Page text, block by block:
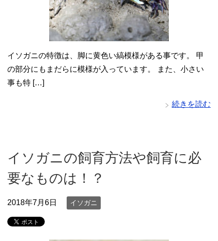
イソガニの特徴は、脚に黄色い縞模様がある事です。 甲
の部分にもまだらに模様が入っています。 また、小さい
事も特 […]
続きを読む
イソガニの飼育方法や飼育に必
要なものは！？
2018年7月6日 イソガニ